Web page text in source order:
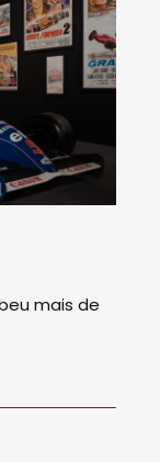
mais de